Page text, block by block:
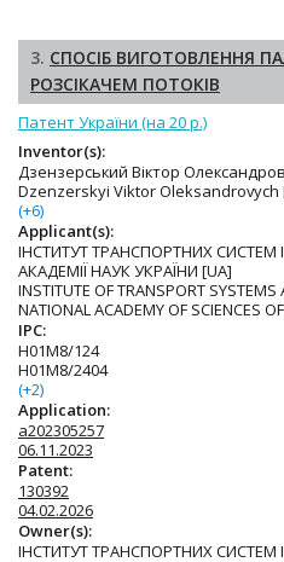
3. СПОСІБ ВИГОТОВЛЕННЯ
РОЗСІКАЧЕМ ПОТОКІВ
Патент України (на 20 р.)
Inventor(s):
Дзензерський Віктор
Dzenzerskyi Viktor Oleksandrovych
(+6)
Applicant(s):
ІНСТИТУТ ТРАНСПОРТНИХ СИСТЕМ
АКАДЕМІЇ НАУК УКРАЇНИ [UA]
INSTITUTE OF TRANSPORT
NATIONAL ACADEMY OF SCIENCES
IPC:
H01M8/124
H01M8/2404
(+2)
Application:
a202305257
06.11.2023
Patent:
130392
04.02.2026
Owner(s):
ІНСТИТУТ ТРАНСПОРТНИХ СИСТЕМ